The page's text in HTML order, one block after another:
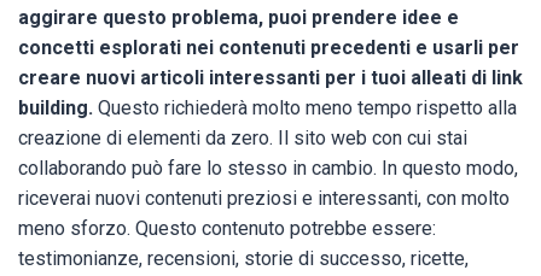
aggirare questo problema, puoi prendere idee e
concetti esplorati nei contenuti precedenti e usarli per
creare nuovi articoli interessanti per i tuoi alleati di link
building. Questo richiederà molto meno tempo rispetto alla
creazione di elementi da zero. Il sito web con cui stai
collaborando può fare lo stesso in cambio. In questo modo,
riceverai nuovi contenuti preziosi e interessanti, con molto
meno sforzo. Questo contenuto potrebbe essere:
testimonianze, recensioni, storie di successo, ricette,